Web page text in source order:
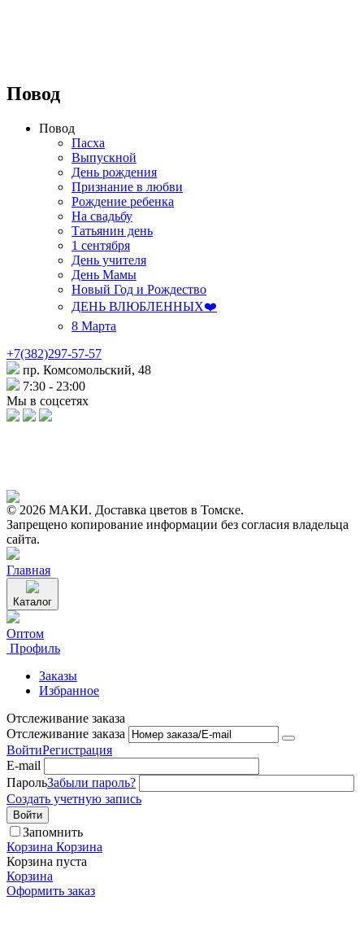
Повод
Повод
Пасха
Выпускной
День рождения
Признание в любви
Рождение ребенка
На свадьбу
Татьянин день
1 сентября
День учителя
День Мамы
Новый Год и Рождество
ДЕНЬ ВЛЮБЛЕННЫХ❤️
8 Марта
+7(382)297-57-57
пр. Комсомольский, 48
7:30 - 23:00
Мы в соцсетях
© 2026 МАКИ. Доставка цветов в Томске.
Запрещено копирование информации без согласия владельца
сайта.
Главная
Каталог
Оптом
Профиль
Заказы
Избранное
Отслеживание заказа
Отслеживание заказа
ВойтиРегистрация
E-mail
ПарольЗабыли пароль?
Создать учетную запись
Войти
Запомнить
Корзина Корзина
Корзина пуста
Корзина
Оформить заказ